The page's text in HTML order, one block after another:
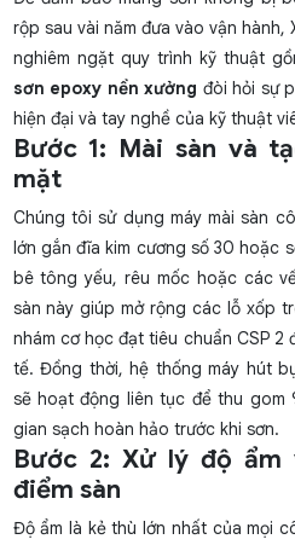
rộp sau vài năm đưa vào vận hành,
nghiêm ngặt quy trình kỹ thuật
sơn epoxy nền xưởng đòi hỏi sự
hiện đại và tay nghề của kỹ thuật
Bước 1: Mài sàn và
mặt
Chúng tôi sử dụng máy mài sàn
lớn gắn đĩa kim cương số 30 hoặc
bê tông yếu, rêu mốc hoặc các
sàn này giúp mở rộng các lỗ xốp
nhám cơ học đạt tiêu chuẩn CSP 2
tế. Đồng thời, hệ thống máy hút
sẽ hoạt động liên tục để thu gom
gian sạch hoàn hảo trước khi sơn.
Bước 2: Xử lý độ
điểm sàn
Độ ẩm là kẻ thù lớn nhất của mọi